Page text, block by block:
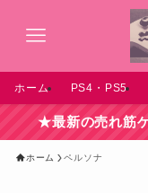
ホーム PS4・PS5
★最新の売れ筋
ホーム ペルソナ